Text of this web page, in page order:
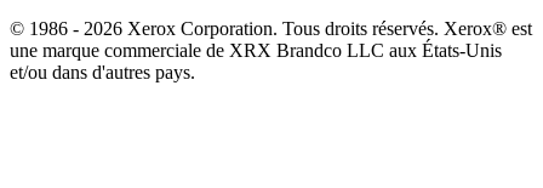
© 1986 - 2026 Xerox Corporation. Tous droits réservés. Xerox® est
une marque commerciale de XRX Brandco LLC aux États-Unis
et/ou dans d'autres pays.